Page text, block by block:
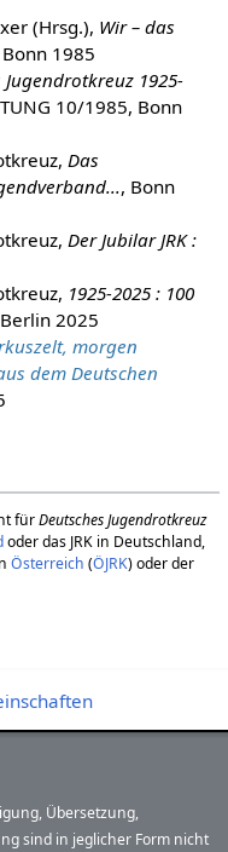
(Hrsg.), Wir – das
Bonn 1985
Jugendrotkreuz 1925-
10/1985, Bonn
Das
, Bonn
Der Jubilar JRK :
1925-2025 : 100
2025
morgen
dem Deutschen
fürDeutsches Jugendrotkreuz
oder das JRK in Deutschland,
Österreich (ÖJRK) oder der
Übersetzung,
sind in jeglicher Form nicht